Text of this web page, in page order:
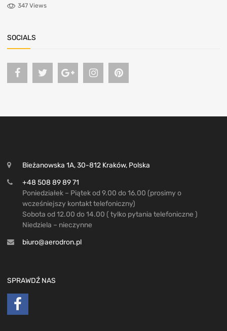
347 Views
SOCIALS
Bieżanowska 1A, 30-812 Kraków, Polska
+48 508 89 89 71
Poniedziałek – Piątek od 9.00 do 16.00 (prosimy o
wcześniejszy kontakt telefoniczny)
Sobota od 12.00 do 14.00 ( tylko pytania telefoniczne )
Niedziela – nieczynne
biuro@aerodron.pl
SPRAWDŹ NAS